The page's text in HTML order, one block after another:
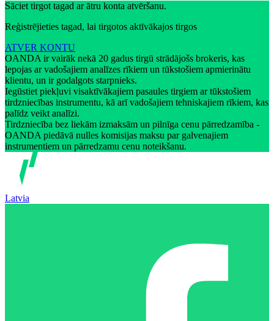
Sāciet tirgot tagad ar ātru konta atvēršanu.
Reģistrējieties tagad, lai tirgotos aktīvākajos tirgos
ATVER KONTU
OANDA ir vairāk nekā 20 gadus tirgū strādājošs brokeris, kas
lepojas ar vadošajiem analīzes rīkiem un tūkstošiem apmierinātu
klientu, un ir godalgots starpnieks.
Iegūstiet piekļuvi visaktīvākajiem pasaules tirgiem ar tūkstošiem
tirdzniecības instrumentu, kā arī vadošajiem tehniskajiem rīkiem, kas
palīdz veikt analīzi.
Tirdzniecība bez liekām izmaksām un pilnīga cenu pārredzamība -
OANDA piedāvā nulles komisijas maksu par galvenajiem
instrumentiem un pārredzamu cenu noteikšanu.
Latvia